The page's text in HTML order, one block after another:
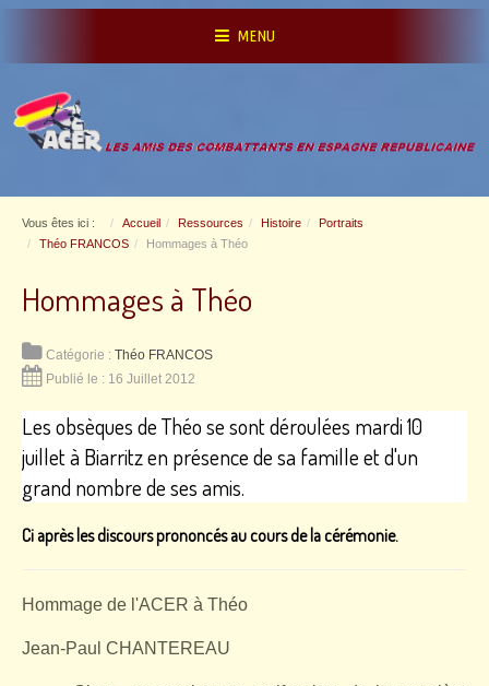
MENU
Vous êtes ici : Accueil Ressources Histoire
Portraits
Théo FRANCOS
Hommages à Théo
Hommages à Théo
Catégorie : Théo FRANCOS
Publié le : 16 Juillet 2012
Les obsèques de Théo se sont déroulées mardi 10
juillet à Biarritz en présence de sa famille et d'un
grand nombre de ses amis.
Ci après les discours prononcés au cours de la cérémonie.
Hommage de l'ACER à Théo
Jean-Paul CHANTEREAU